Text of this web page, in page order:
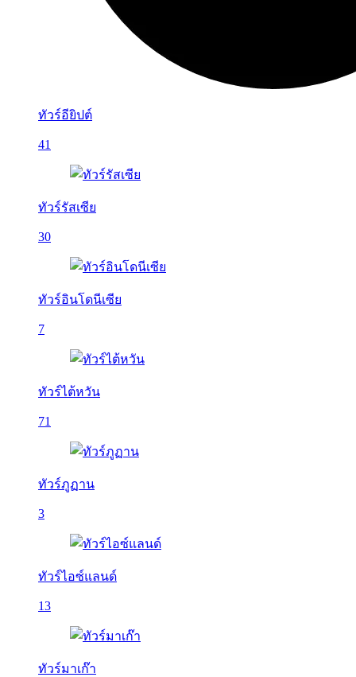
ทัวร์อียิปต์
41
ทัวร์รัสเซีย
30
ทัวร์อินโดนีเซีย
7
ทัวร์ไต้หวัน
71
ทัวร์ภูฏาน
3
ทัวร์ไอซ์แลนด์
13
ทัวร์มาเก๊า